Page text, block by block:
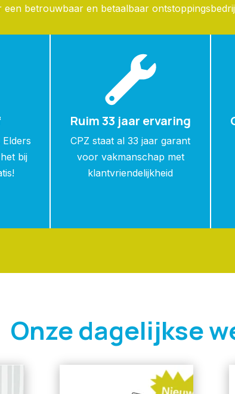
een betrouwbaar en betaalbaar
bij
Ruim 33 jaar ervaring
CPZ staat al 33 jaar garant
voor vakmanschap met
klantvriendelijkheid
Onze dagelijkse